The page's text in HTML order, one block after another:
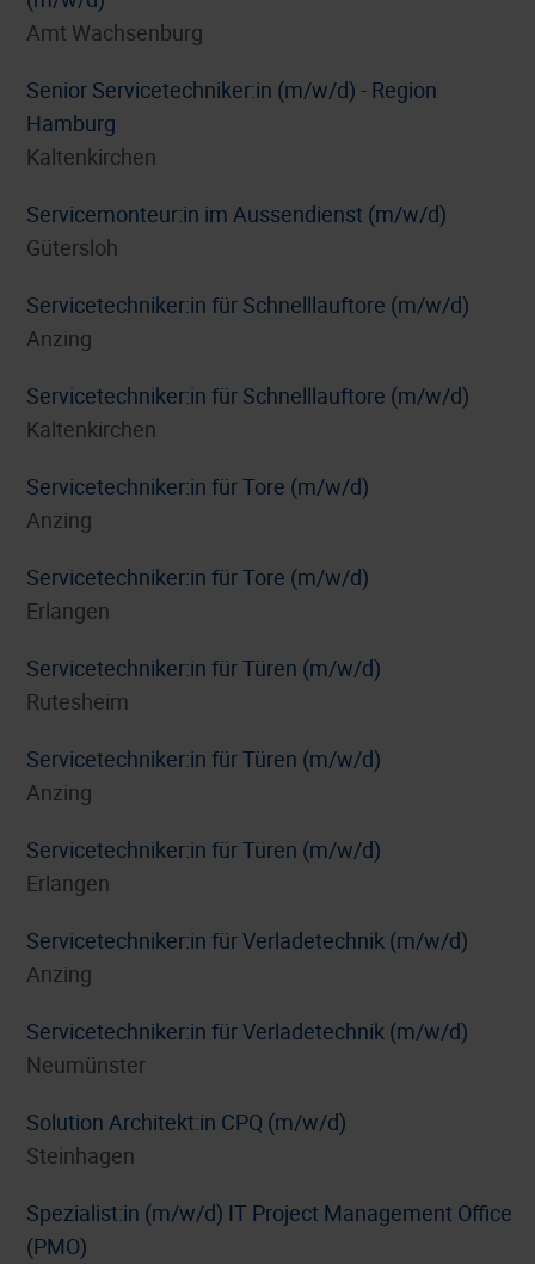
Amt Wachsenburg
Senior Servicetechniker:in (m/w/d) - Region
Hamburg
Kaltenkirchen
Servicemonteur:in im Aussendienst (m/w/d)
Gütersloh
Servicetechniker:in für Schnelllauftore (m/w/d)
Anzing
Servicetechniker:in für Schnelllauftore (m/w/d)
Kaltenkirchen
Servicetechniker:in für Tore (m/w/d)
Anzing
Servicetechniker:in für Tore (m/w/d)
Erlangen
Servicetechniker:in für Türen (m/w/d)
Rutesheim
Servicetechniker:in für Türen (m/w/d)
Anzing
Servicetechniker:in für Türen (m/w/d)
Erlangen
Servicetechniker:in für Verladetechnik (m/w/d)
Anzing
Servicetechniker:in für Verladetechnik (m/w/d)
Neumünster
Solution Architekt:in CPQ (m/w/d)
Steinhagen
Spezialist:in (m/w/d) IT Project Management Office
(PMO)